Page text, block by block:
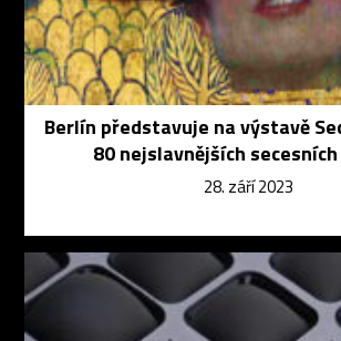
Berlín představuje na výstavě
80 nejslavnějších
28. září 2023